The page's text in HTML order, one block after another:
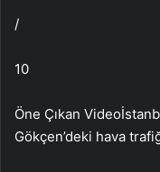
/
10
Öne Çıkan
Gökçen’deki hava